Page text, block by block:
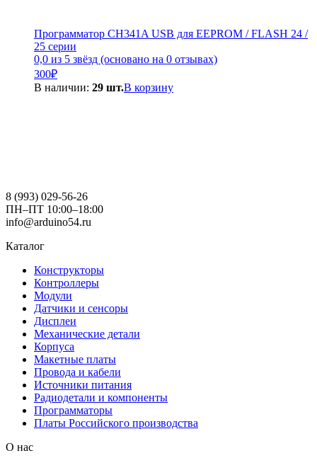
Программатор CH341A USB для EEPROM / FLASH 24 /
25 серии
0,0 из 5 звёзд (основано на 0 отзывах)
300₽
В наличии: 29 шт.В корзину
8 (993) 029-56-26
ПН–ПТ 10:00–18:00
info@arduino54.ru
Каталог
Конструкторы
Контроллеры
Модули
Датчики и сенсоры
Дисплеи
Механические детали
Корпуса
Макетные платы
Провода и кабели
Источники питания
Радиодетали и компоненты
Программаторы
Платы Российского производства
О нас